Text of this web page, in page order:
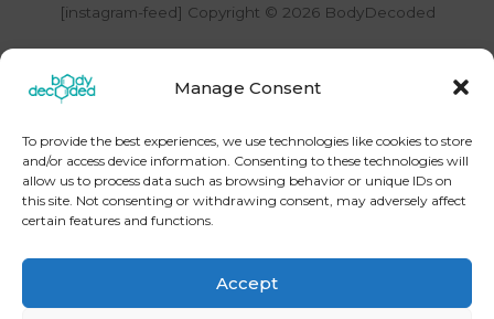
Manage Consent
To provide the best experiences, we use technologies like cookies to store
and/or access device information. Consenting to these technologies will
allow us to process data such as browsing behavior or unique IDs on
this site. Not consenting or withdrawing consent, may adversely affect
certain features and functions.
Accept
[instagram-feed] Copyright © 2026 BodyDecoded
Публичная оферта
Условия и дисклеймер